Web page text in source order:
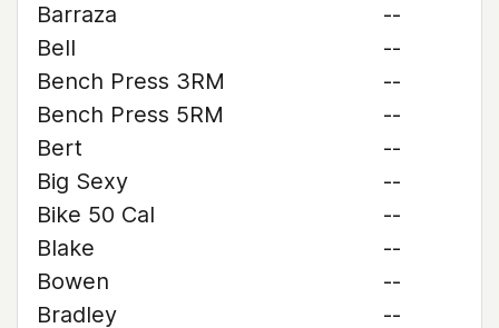
Barraza
--
Bell
--
Bench Press 3RM
--
Bench Press 5RM
--
Bert
--
Big Sexy
--
Bike 50 Cal
--
Blake
--
Bowen
--
Bradley
--